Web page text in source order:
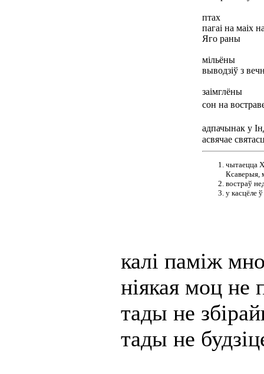
птах
пагаі на маіх
Яго раны
мільёны
выводзіў з
заімглёны
сон на
адпачынак у
асвячае
чытаецца
Ксаверыя,
востраў
у касцёле
калі паміж
ніякая моц не
тады не
тады не